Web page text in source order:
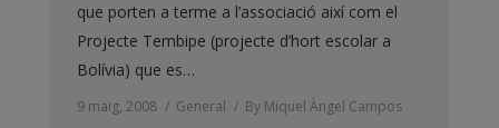
que porten a terme a l’associació així com el
Projecte Tembipe (projecte d’hort escolar a
Bolívia) que es…
9 maig, 2008 General By Miquel Àngel Campos